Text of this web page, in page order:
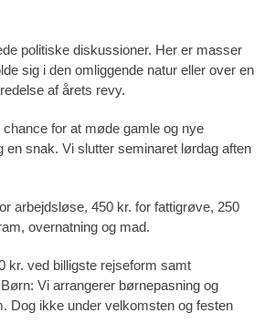
politiske diskussioner. Her er masser
sig i den omliggende natur eller over en
af årets revy.
for at møde gamle og nye
snak. Vi slutter seminaret lørdag aften
arbejdsløse, 450 kr. for fattigrøve, 250
overnatning og mad.
kr. ved billigste rejseform samt
Vi arrangerer børnepasning og
Dog ikke under velkomsten og festen